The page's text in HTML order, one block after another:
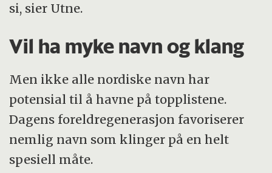
si, sier Utne.
Vil ha myke navn og klang
Men ikke alle nordiske navn har
potensial til å havne på topplistene.
Dagens foreldregenerasjon favoriserer
nemlig navn som klinger på en helt
spesiell måte.